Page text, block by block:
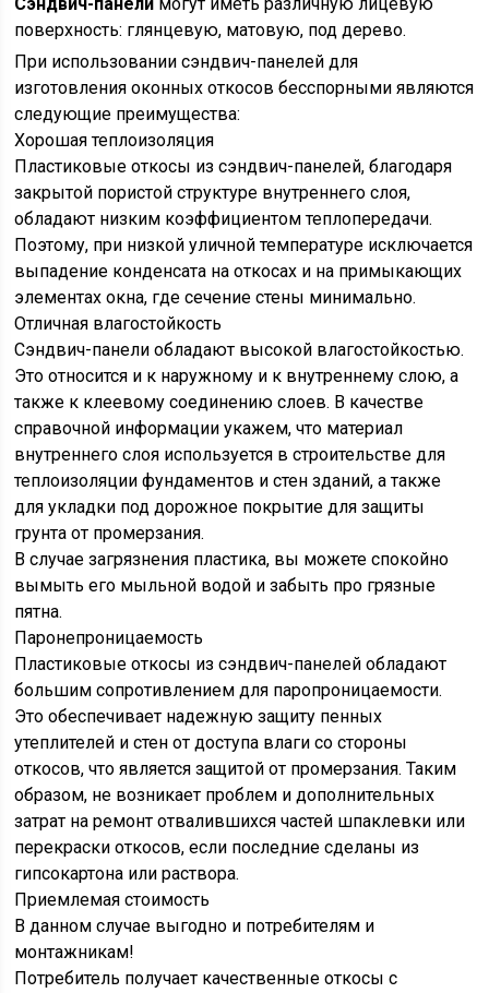
поверхность: глянцевую, матовую, под дерево.
При использовании сэндвич-панелей для
изготовления оконных откосов бесспорными являются
следующие преимущества:
Хорошая теплоизоляция
Пластиковые откосы из сэндвич-панелей, благодаря
закрытой пористой структуре внутреннего слоя,
обладают низким коэффициентом теплопередачи.
Поэтому, при низкой уличной температуре исключается
выпадение конденсата на откосах и на примыкающих
элементах окна, где сечение стены минимально.
Отличная влагостойкость
Сэндвич-панели обладают высокой влагостойкостью.
Это относится и к наружному и к внутреннему слою, а
также к клеевому соединению слоев. В качестве
справочной информации укажем, что материал
внутреннего слоя используется в строительстве для
теплоизоляции фундаментов и стен зданий, а также
для укладки под дорожное покрытие для защиты
грунта от промерзания.
В случае загрязнения пластика, вы можете спокойно
вымыть его мыльной водой и забыть про грязные
пятна.
Паронепроницаемость
Пластиковые откосы из сэндвич-панелей обладают
большим сопротивлением для паропроницаемости.
Это обеспечивает надежную защиту пенных
утеплителей и стен от доступа влаги со стороны
откосов, что является защитой от промерзания. Таким
образом, не возникает проблем и дополнительных
затрат на ремонт отвалившихся частей шпаклевки или
перекраски откосов, если последние сделаны из
гипсокартона или раствора.
Приемлемая стоимость
В данном случае выгодно и потребителям и
монтажникам!
Потребитель получает качественные откосы с